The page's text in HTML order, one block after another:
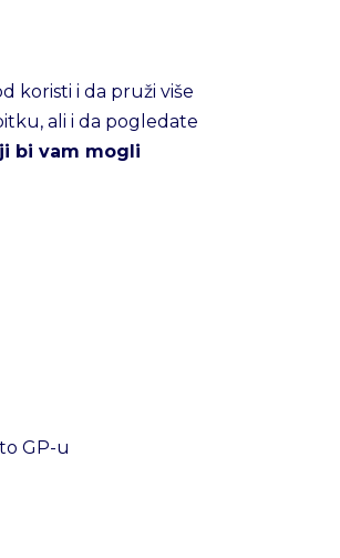
koristi i da pruži više
ali i da pogledate
bi vam mogli
GP-u